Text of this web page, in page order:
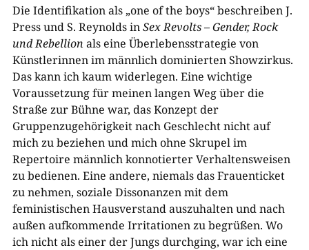
Die Identifikation als „one of the boys“ beschreiben J.
Press und S. Reynolds inSex Revolts – Gender, Rock
und Rebellion als eine Überlebensstrategie von
Künstlerinnen im männlich dominierten Showzirkus.
Das kann ich kaum widerlegen. Eine wichtige
Voraussetzung für meinen langen Weg über die
Straße zur Bühne war, das Konzept der
Gruppenzugehörigkeit nach Geschlecht nicht auf
mich zu beziehen und mich ohne Skrupel im
Repertoire männlich konnotierter Verhaltensweisen
zu bedienen. Eine andere, niemals das Frauenticket
zu nehmen, soziale Dissonanzen mit dem
feministischen Hausverstand auszuhalten und nach
außen aufkommende Irritationen zu begrüßen. Wo
ich nicht als einer der Jungs durchging, war ich eine